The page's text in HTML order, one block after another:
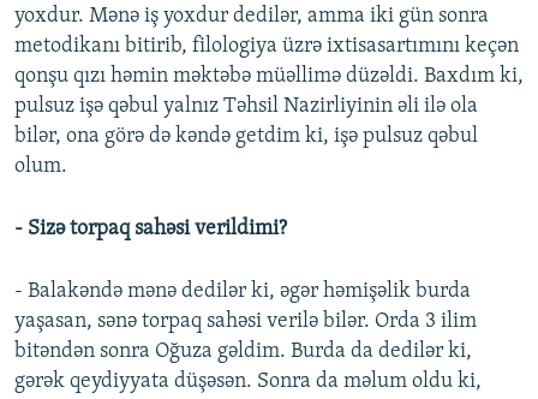
yoxdur. Mənə iş yoxdur dedilər, amma iki gün sonra
metodikanı bitirib, filologiya üzrə ixtisasartımını keçən
qonşu qızı həmin məktəbə müəllimə düzəldi. Baxdım ki,
pulsuz işə qəbul yalnız Təhsil Nazirliyinin əli ilə ola
bilər, ona görə də kəndə getdim ki, işə pulsuz qəbul
olum.
- Sizə torpaq sahəsi verildimi?
- Balakəndə mənə dedilər ki, əgər həmişəlik burda
yaşasan, sənə torpaq sahəsi verilə bilər. Orda 3 ilim
bitəndən sonra Oğuza gəldim. Burda da dedilər ki,
gərək qeydiyyata düşəsən. Sonra da məlum oldu ki,